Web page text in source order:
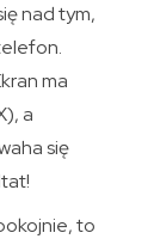
nad tym,
ma
a
się
to